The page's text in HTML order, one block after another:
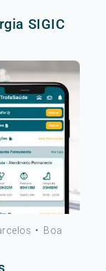
SIGIC
• Boa